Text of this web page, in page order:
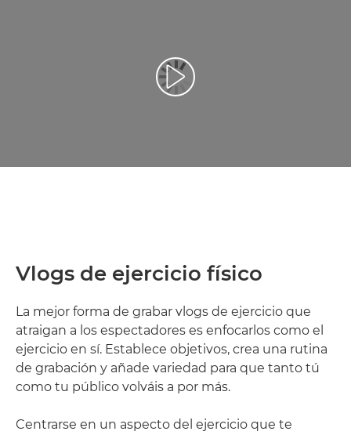
Reproducir vídeo
Vlogs de ejercicio físico
La mejor forma de grabar vlogs de ejercicio que
atraigan a los espectadores es enfocarlos como el
ejercicio en sí. Establece objetivos, crea una rutina
de grabación y añade variedad para que tanto tú
como tu público volváis a por más.
Centrarse en un aspecto del ejercicio que te